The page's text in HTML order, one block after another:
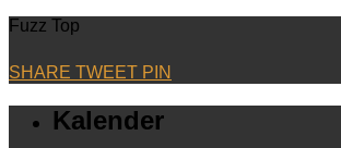
Fuzz Top
SHARE TWEET PIN
Kalender